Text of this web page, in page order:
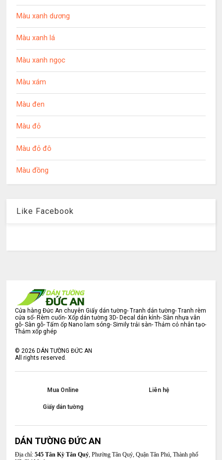
Màu xanh dương
Màu xanh lá
Màu xanh ngọc
Màu xám
Màu đen
Màu đỏ
Màu đỏ đô
Màu đồng
Like Facebook
Cửa hàng Đức An chuyên Giấy dán tường- Tranh dán tường- Tranh rèm
cửa sổ- Rèm cuốn- Xốp dán tường 3D- Decal dán kính- Sàn nhựa vân
gỗ- Sàn gỗ- Tấm ốp Nano lam sóng- Simily trải sàn- Thảm cỏ nhân tạo-
Thảm xốp ghép
©2026 DÁN TƯỜNG ĐỨC AN
All rights reserved.
Mua Online Liên hệ
Giấy dán tường
DÁN TƯỜNG ĐỨC AN
Địa chỉ: 545 Tân Kỳ Tân Quý, Phường Tân Quý, Quận Tân Phú, Thành phố